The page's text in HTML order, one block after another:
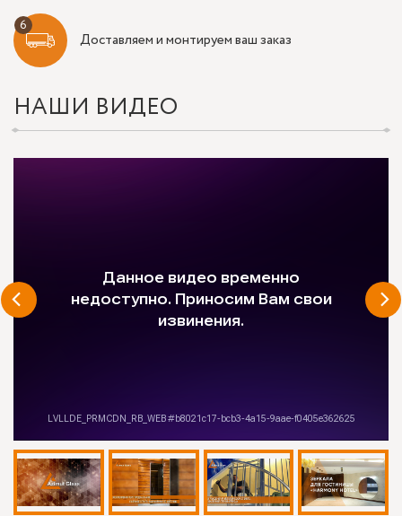
Доставляем и монтируем ваш заказ
НАШИ ВИДЕО